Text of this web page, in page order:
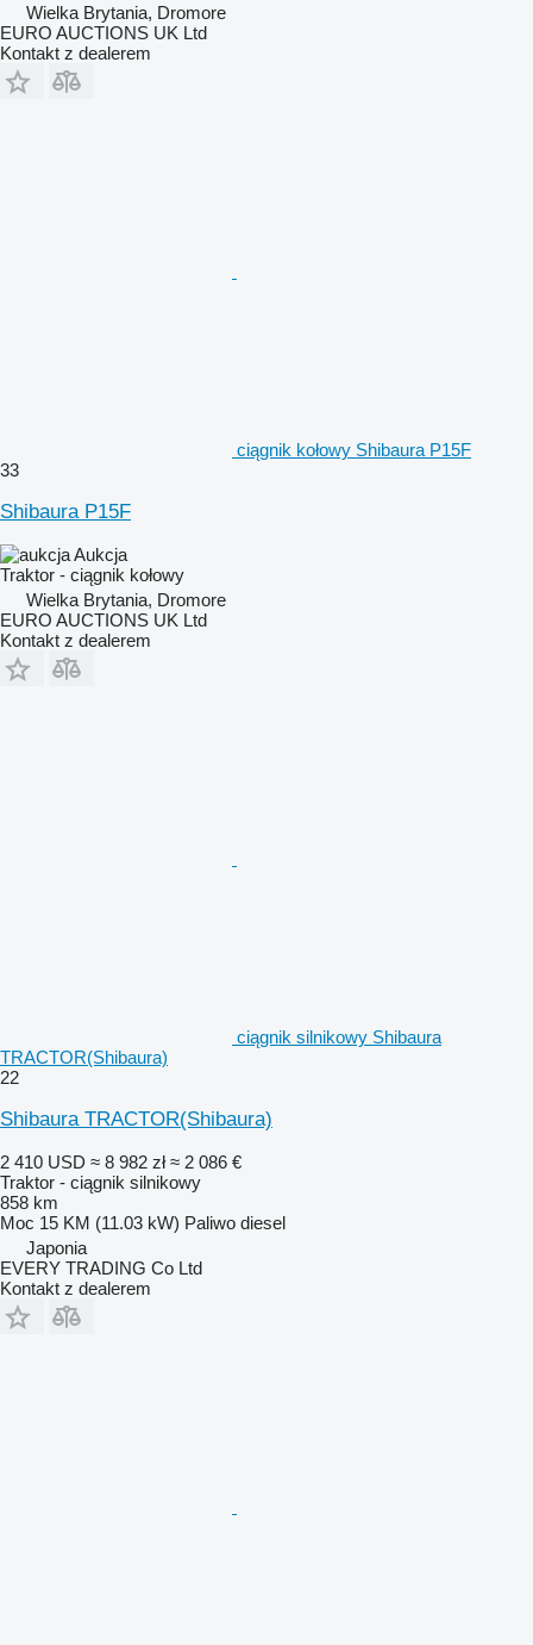
Wielka Brytania, Dromore
EURO AUCTIONS UK Ltd
Kontakt z dealerem
ciągnik kołowy Shibaura P15F
33
Shibaura P15F
Aukcja
Traktor - ciągnik kołowy
Wielka Brytania, Dromore
EURO AUCTIONS UK Ltd
Kontakt z dealerem
ciągnik silnikowy Shibaura
TRACTOR(Shibaura)
22
Shibaura TRACTOR(Shibaura)
2 410 USD ≈ 8 982 zł ≈ 2 086 €
Traktor - ciągnik silnikowy
858 km
Moc 15 KM (11.03 kW) Paliwo diesel
Japonia
EVERY TRADING Co Ltd
Kontakt z dealerem